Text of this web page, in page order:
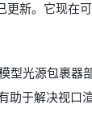
更新。它现在
型光源包裹器
助于解决视口